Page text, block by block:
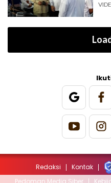
Redaksi Kontak
Pedoman Media Siber